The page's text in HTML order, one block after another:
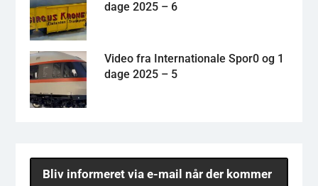
dage 2025 – 6
Video fra Internationale Spor0 og 1
dage 2025 – 5
Bliv informeret via e-mail når der kommer